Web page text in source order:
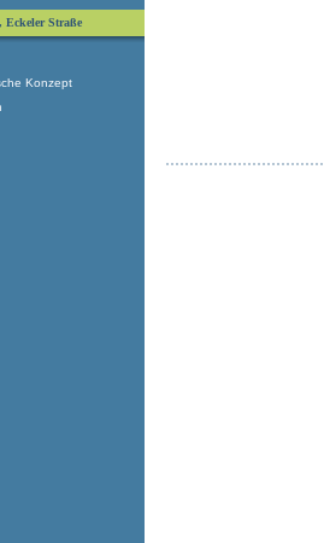
Eckeler Straße
Konzept